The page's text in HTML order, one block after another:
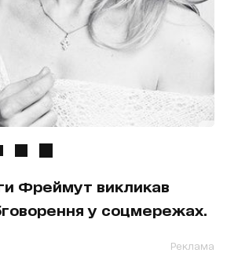
Фреймут викликав
у соцмережах.
Реклама